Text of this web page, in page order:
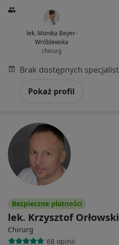
lek. Monika Beyer-
Wróblewska
chirurg
Pokaż profil
Bezpieczne płatności
lek. Krzysztof Orłowski
Chirurg
68 opinii